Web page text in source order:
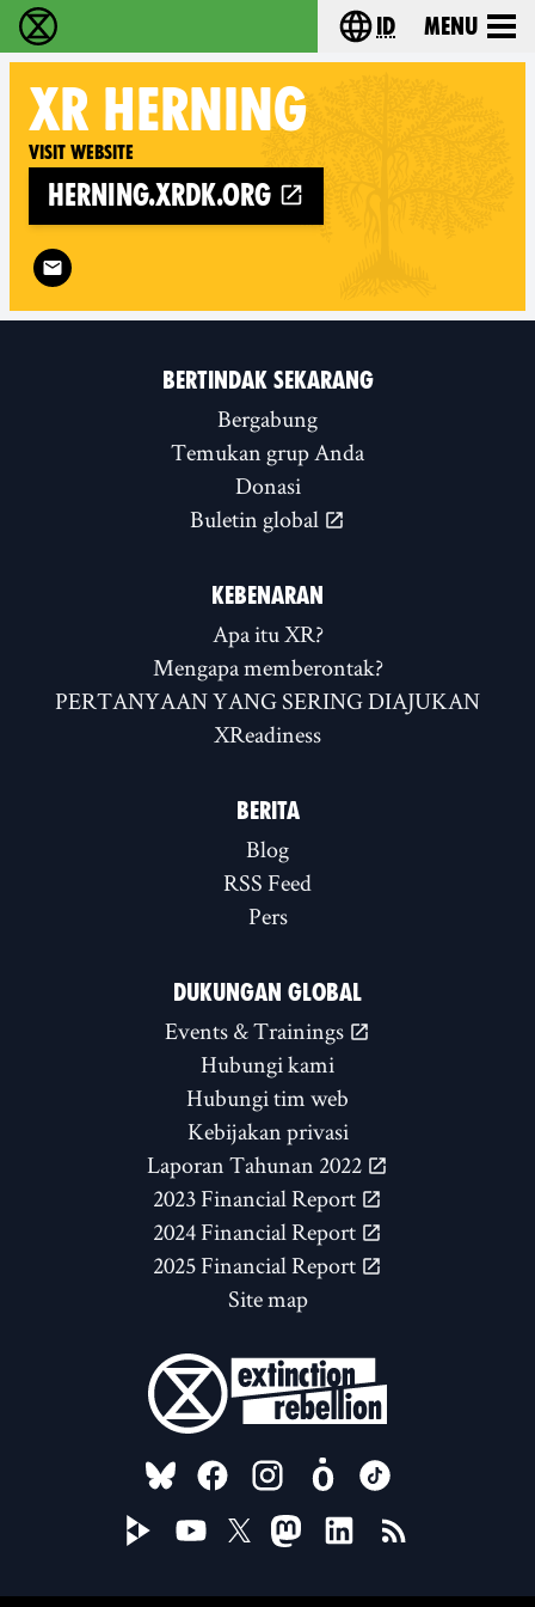
Extinction Rebellion (XR–Pemberontakan
Choose your
id Menu
XR HERNING
Visit website
herning.xrdk.org
Follow XR Herning on
BERTINDAK SEKARANG
Bergabung
Temukan grup Anda
Donasi
Buletin global
KEBENARAN
Apa itu XR?
Mengapa memberontak?
PERTANYAAN YANG SERING DIAJUKAN
XReadiness
BERITA
Blog
RSS Feed
Pers
DUKUNGAN GLOBAL
Events & Trainings
Hubungi kami
Hubungi tim web
Kebijakan privasi
Laporan Tahunan 2022
2023 Financial Report
2024 Financial Report
2025 Financial Report
Site map
FOLLOW US ON